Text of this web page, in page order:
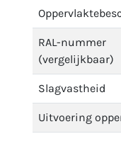
RAL-nummer
(vergelijkbaar)
Slagvastheid
Uitvoering